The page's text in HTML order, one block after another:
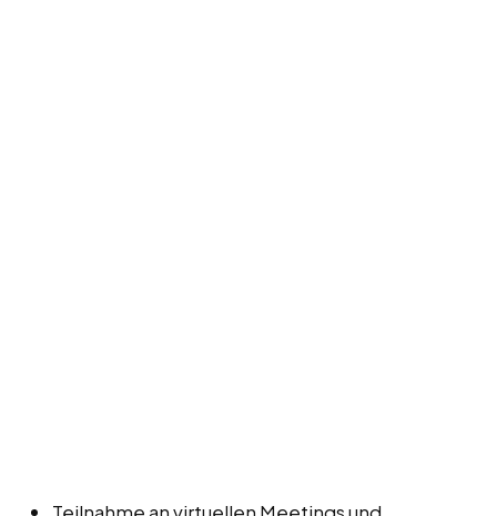
Teilnahme an virtuellen Meetings und